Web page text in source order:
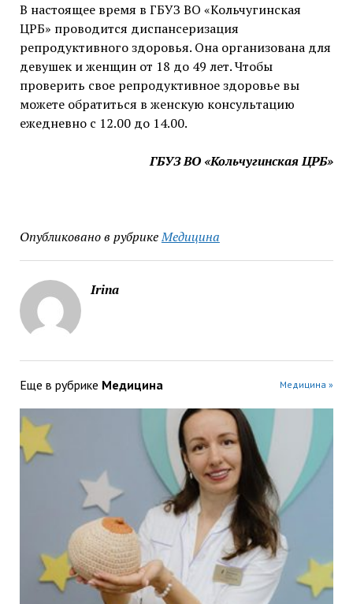
В настоящее время в ГБУЗ ВО «Кольчугинская
ЦРБ» проводится диспансеризация
репродуктивного здоровья. Она организована для
девушек и женщин от 18 до 49 лет. Чтобы
проверить свое репродуктивное здоровье вы
можете обратиться в женскую консультацию
ежедневно с 12.00 до 14.00.
ГБУЗ ВО «Кольчугинская ЦРБ»
Опубликовано в рубрикеМедицина
Irina
Еще в рубрике Медицина Медицина »